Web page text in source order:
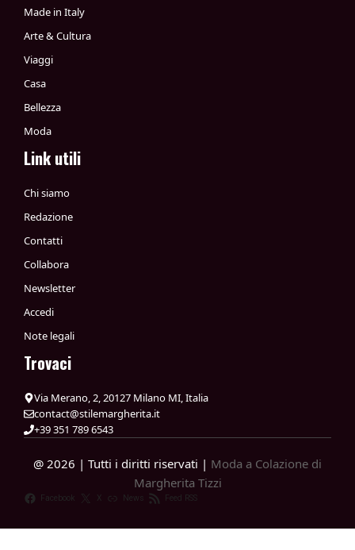
Made in Italy
Arte & Cultura
Viaggi
Casa
Bellezza
Moda
Link utili
Chi siamo
Redazione
Contatti
Collabora
Newsletter
Accedi
Note legali
Trovaci
Via Merano, 2, 20127 Milano MI, Italia
contact@stilemargherita.it
+39 351 789 6543
@ 2026 | Tutti i diritti riservati | Moda a Colazione di
Margherita Tizzi
Facebook X News Feed RSS